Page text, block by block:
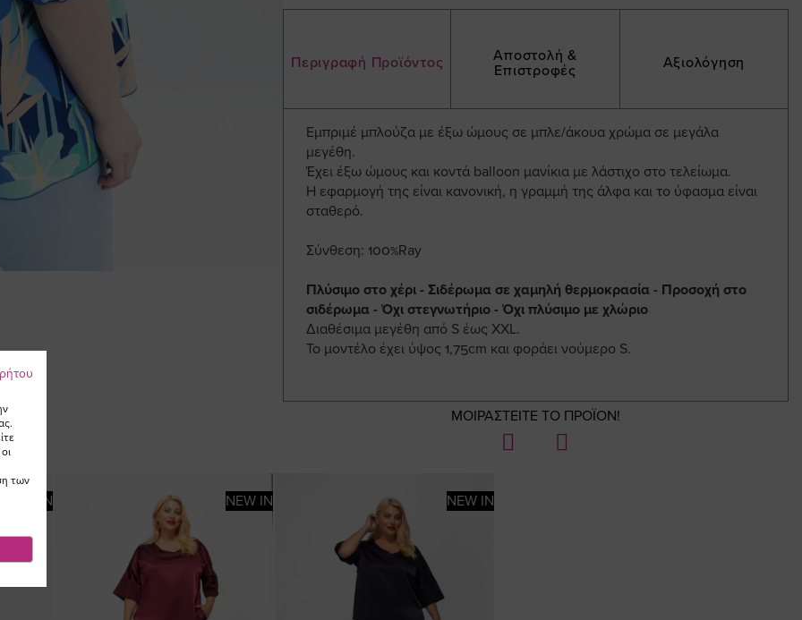
Περιγραφή Προϊόντος
Αποστολή &
Επιστροφές
Αξιολόγηση
Εμπριμέ μπλούζα με έξω ώμους σε μπλε/άκουα χρώμα σε μεγάλα
μεγέθη.
Έχει έξω ώμους και κοντά balloon μανίκια με λάστιχο στο τελείωμα.
Η εφαρμογή της είναι κανονική, η γραμμή της άλφα και το ύφασμα είναι
σταθερό.
Σύνθεση: 100%Ray
Πλύσιμο στο χέρι - Σιδέρωμα σε χαμηλή θερμοκρασία - Προσοχή στο
σιδέρωμα - Όχι στεγνωτήριο - Όχι πλύσιμο με χλώριο
Διαθέσιμα μεγέθη από S έως XXL.
Το μοντέλο έχει ύψος 1,75cm και φοράει νούμερο S.
ΜΟΙΡΑΣΤΕΙΤΕ ΤΟ ΠΡΟΪΟΝ!
NEW IN NEW IN NEW IN
των